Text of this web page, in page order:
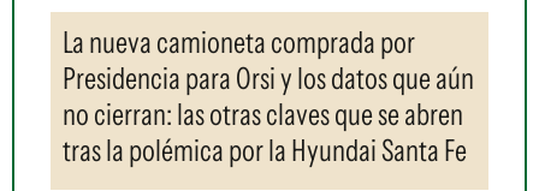
La nueva camioneta comprada por
Presidencia para Orsi y los datos que aún
no cierran: las otras claves que se abren
tras la polémica por la Hyundai Santa Fe